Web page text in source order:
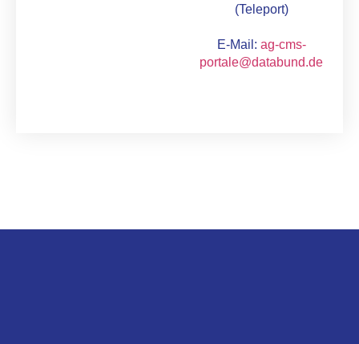
(Teleport)
E-Mail: ag-cms-
portale@databund.de